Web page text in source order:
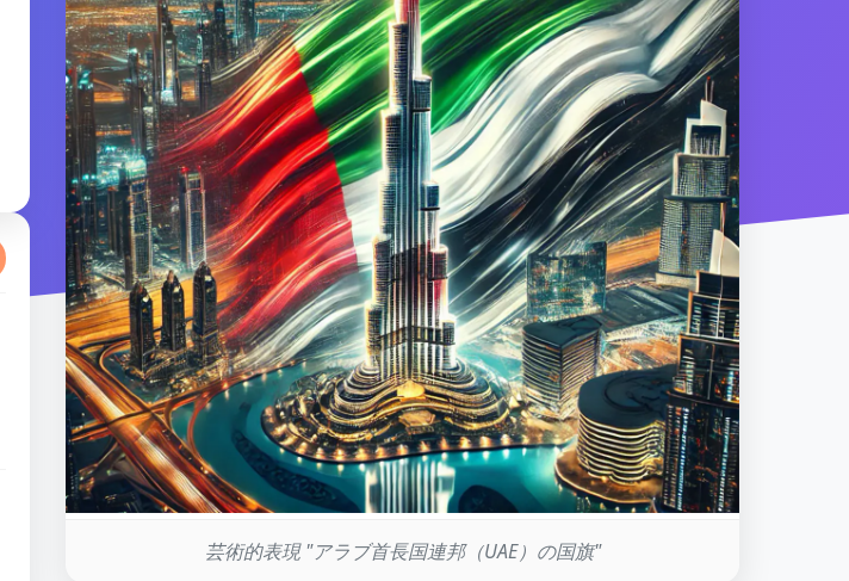
芸術的表現 "アラブ首長国連邦（UAE）の国旗"